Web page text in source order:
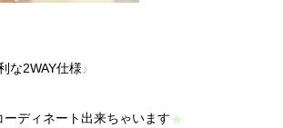
な2WAY仕様♪
ディネート出来ちゃいます★